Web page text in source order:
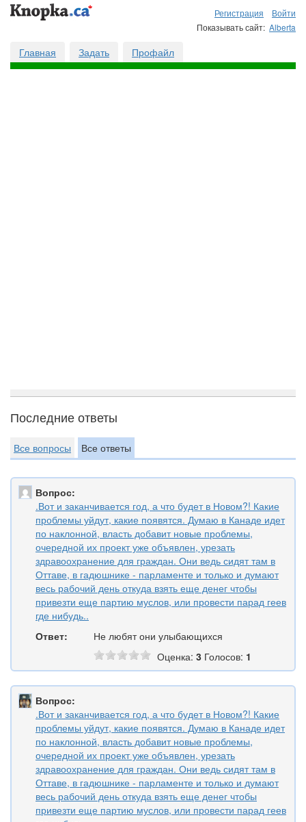
Регистрация
Войти
Показывать сайт: Alberta
Главная Задать Профайл
Последние ответы
Все вопросы Все ответы
Вопрос:
.Вот и заканчивается год, а что будет в Новом?! Какие
проблемы уйдут, какие появятся. Думаю в Канаде идет
по наклонной, власть добавит новые проблемы,
очередной их проект уже объявлен, урезать
здравоохранение для граждан. Они ведь сидят там в
Оттаве, в гадюшнике - парламенте и только и думают
весь рабочий день откуда взять еще денег чтобы
привезти еще партию муслов, или провести парад геев
где нибудь..
Ответ:
Не любят они улыбающихся
Оценка: 3 Голосов: 1
Вопрос:
.Вот и заканчивается год, а что будет в Новом?! Какие
проблемы уйдут, какие появятся. Думаю в Канаде идет
по наклонной, власть добавит новые проблемы,
очередной их проект уже объявлен, урезать
здравоохранение для граждан. Они ведь сидят там в
Оттаве, в гадюшнике - парламенте и только и думают
весь рабочий день откуда взять еще денег чтобы
привезти еще партию муслов, или провести парад геев